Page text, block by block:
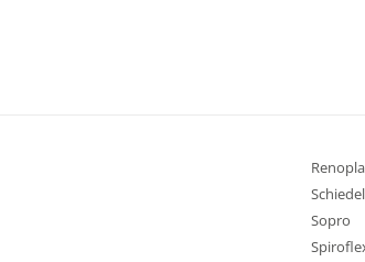
Schiedel
Sopro